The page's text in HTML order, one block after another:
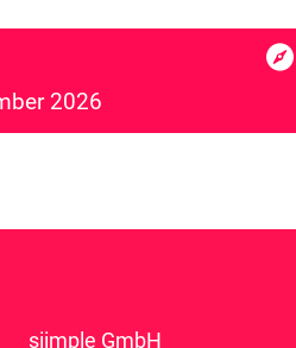

2026
siimple GmbH